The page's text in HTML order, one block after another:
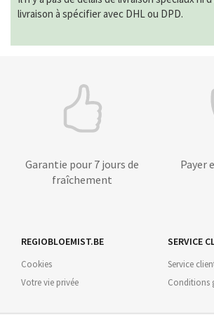
livraison à spécifier avec DHL ou DPD.
Garantie pour 7 jours de
fraîchement
Payer
REGIOBLOEMIST.BE
Cookies
Votre vie privée
SERVICE
Service
Conditions